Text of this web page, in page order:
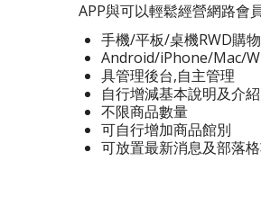
APP與可以輕鬆經營網路會
手機/平板/桌機RWD購
Android/iPhone/Mac/
具管理後台,自主管理
自行增減基本說明及介
不限商品數量
可自行增加商品館別
可放置最新消息及部落